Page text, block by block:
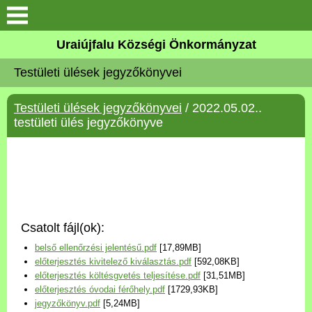
Köszöntő
Elérhetőségek
Uraiújfalu
Választási információk
Versenyképes Járások
Program
Uraiújfalu Községi Önkormányzat
Testületi ülések jegyzőkönyvei
Testületi ülések jegyzőkönyvei / 2022.05.02..
testületi ülés jegyzőkönyve
Csatolt fájl(ok):
belső ellenőrzési jelentésű.pdf [17,89MB]
előterjesztés kivitelező kiválasztás.pdf [592,08KB]
előterjesztés költésgvetés teljesítése.pdf [31,51MB]
előterjesztés óvodai férőhely.pdf [1729,93KB]
jegyzőkönyv.pdf [5,24MB]